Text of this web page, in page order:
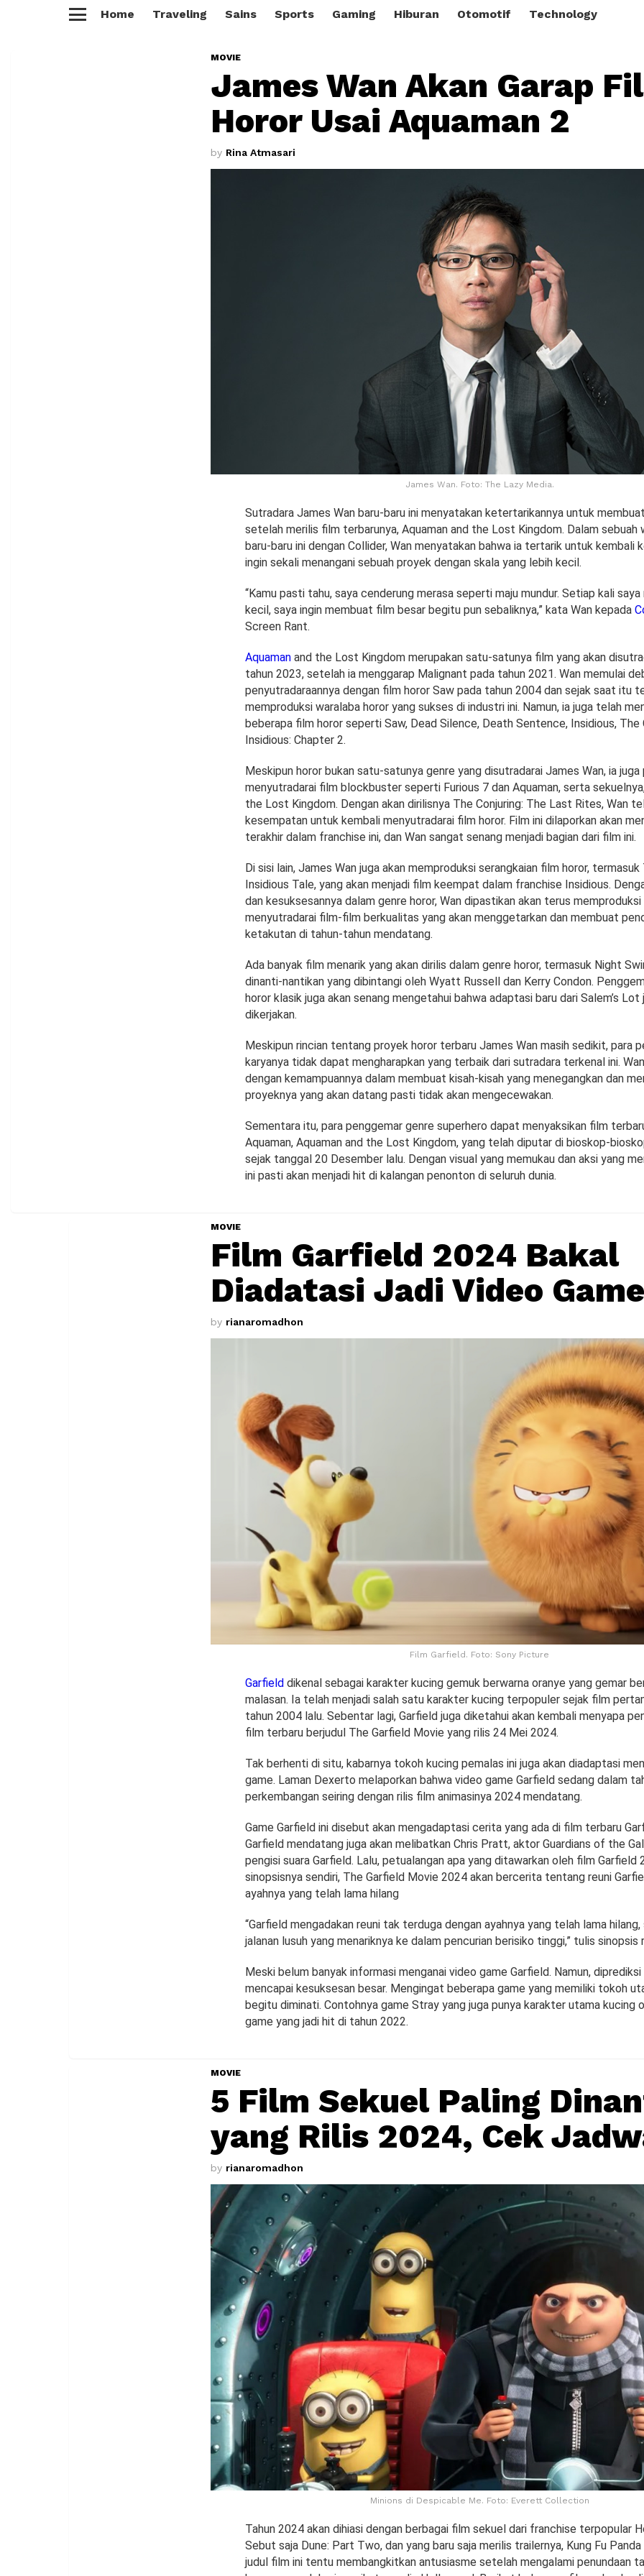
Home Traveling Sains Sports Gaming Hiburan Otomotif Technology
MOVIE
James Wan Akan Garap
Horor Usai Aquaman 2
by Rina Atmasari
James Wan. Foto: The Lazy Media.
Sutradara James Wan baru-baru ini menyatakan ketertarikannya untuk
setelah merilis film terbarunya, Aquaman and the Lost Kingdom. Dalam sebuah
baru-baru ini dengan Collider, Wan menyatakan bahwa ia tertarik untuk kembali
ingin sekali menangani sebuah proyek dengan skala yang lebih kecil.
“Kamu pasti tahu, saya cenderung merasa seperti maju mundur. Setiap kali
kecil, saya ingin membuat film besar begitu pun sebaliknya,” kata Wan kepada
Screen Rant.
Aquaman and the Lost Kingdom merupakan satu-satunya film yang akan
tahun 2023, setelah ia menggarap Malignant pada tahun 2021. Wan memulai
penyutradaraannya dengan film horor Saw pada tahun 2004 dan sejak saat itu
memproduksi waralaba horor yang sukses di industri ini. Namun, ia juga telah
beberapa film horor seperti Saw, Dead Silence, Death Sentence, Insidious, The
Insidious: Chapter 2.
Meskipun horor bukan satu-satunya genre yang disutradarai James Wan, ia juga
menyutradarai film blockbuster seperti Furious 7 dan Aquaman, serta
the Lost Kingdom. Dengan akan dirilisnya The Conjuring: The Last Rites, Wan
kesempatan untuk kembali menyutradarai film horor. Film ini dilaporkan akan
terakhir dalam franchise ini, dan Wan sangat senang menjadi bagian dari film ini.
Di sisi lain, James Wan juga akan memproduksi serangkaian film horor, termasuk
Insidious Tale, yang akan menjadi film keempat dalam franchise Insidious.
dan kesuksesannya dalam genre horor, Wan dipastikan akan terus memproduksi
menyutradarai film-film berkualitas yang akan menggetarkan dan membuat
ketakutan di tahun-tahun mendatang.
Ada banyak film menarik yang akan dirilis dalam genre horor, termasuk Night
dinanti-nantikan yang dibintangi oleh Wyatt Russell dan Kerry Condon.
horor klasik juga akan senang mengetahui bahwa adaptasi baru dari Salem’s Lot
dikerjakan.
Meskipun rincian tentang proyek horor terbaru James Wan masih sedikit, para
karyanya tidak dapat mengharapkan yang terbaik dari sutradara terkenal ini.
dengan kemampuannya dalam membuat kisah-kisah yang menegangkan dan
proyeknya yang akan datang pasti tidak akan mengecewakan.
Sementara itu, para penggemar genre superhero dapat menyaksikan film
Aquaman, Aquaman and the Lost Kingdom, yang telah diputar di bioskop-
sejak tanggal 20 Desember lalu. Dengan visual yang memukau dan aksi yang
ini pasti akan menjadi hit di kalangan penonton di seluruh dunia.
MOVIE
Film Garfield 2024 Bakal
Diadatasi Jadi Video
by rianaromadhon
Film Garfield. Foto: Sony Picture
Garfield dikenal sebagai karakter kucing gemuk berwarna oranye yang gemar
malasan. Ia telah menjadi salah satu karakter kucing terpopuler sejak film
tahun 2004 lalu. Sebentar lagi, Garfield juga diketahui akan kembali menyapa
film terbaru berjudul The Garfield Movie yang rilis 24 Mei 2024.
Tak berhenti di situ, kabarnya tokoh kucing pemalas ini juga akan diadaptasi
game. Laman Dexerto melaporkan bahwa video game Garfield sedang dalam
perkembangan seiring dengan rilis film animasinya 2024 mendatang.
Game Garfield ini disebut akan mengadaptasi cerita yang ada di film terbaru
Garfield mendatang juga akan melibatkan Chris Pratt, aktor Guardians of the
pengisi suara Garfield. Lalu, petualangan apa yang ditawarkan oleh film Garfield
sinopsisnya sendiri, The Garfield Movie 2024 akan bercerita tentang reuni
ayahnya yang telah lama hilang
“Garfield mengadakan reuni tak terduga dengan ayahnya yang telah lama
jalanan lusuh yang menariknya ke dalam pencurian berisiko tinggi,” tulis sinopsis
Meski belum banyak informasi menganai video game Garfield. Namun, diprediksi
mencapai kesuksesan besar. Mengingat beberapa game yang memiliki tokoh
begitu diminati. Contohnya game Stray yang juga punya karakter utama kucing
game yang jadi hit di tahun 2022.
MOVIE
5 Film Sekuel Paling
yang Rilis 2024, Cek
by rianaromadhon
Minions di Despicable Me. Foto: Everett Collection
Tahun 2024 akan dihiasi dengan berbagai film sekuel dari franchise terpopular
Sebut saja Dune: Part Two, dan yang baru saja merilis trailernya, Kung Fu
judul film ini tentu membangkitkan antusiasme setelah mengalami penundaan